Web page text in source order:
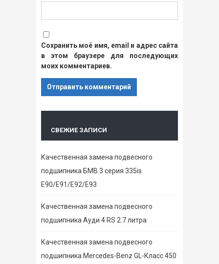
Сохранить моё имя, email и адрес сайта
в этом браузере для последующих
моих комментариев.
СВЕЖИЕ ЗАПИСИ
Качественная замена подвесного
подшипника БМВ 3 серия 335is
E90/E91/E92/E93
Качественная замена подвесного
подшипника Ауди 4 RS 2.7 литра
Качественная замена подвесного
подшипника Mercedes-Benz GL-Класс 450